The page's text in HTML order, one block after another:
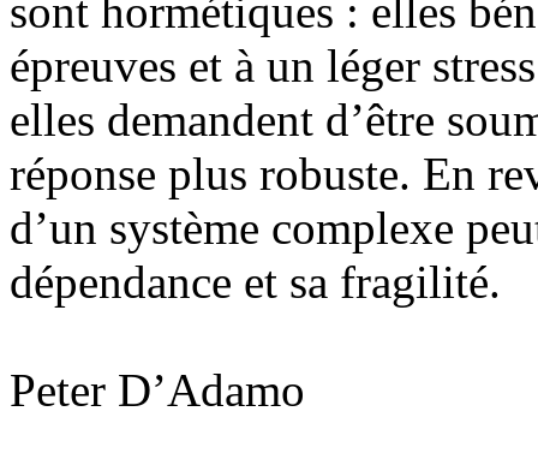
sont hormétiques : elles
épreuves et à un léger
elles demandent d’être
réponse plus robuste. En
d’un système complexe
dépendance et sa fragilité.
Peter D’Adamo